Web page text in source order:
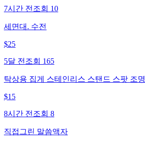
7시간 전 조회 10
세면대. 수전
$25
5달 전 조회 165
탁상용 집게 스테인리스 스탠드 스팟 조명
$15
8시간 전 조회 8
직접그린 말씀액자